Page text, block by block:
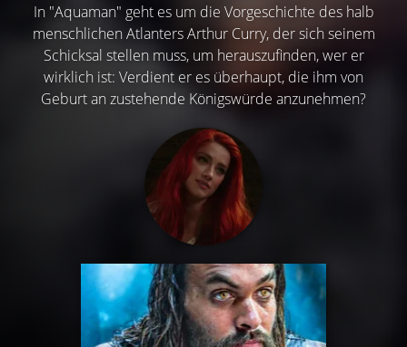
In "Aquaman" geht es um die Vorgeschichte des halb
menschlichen Atlanters Arthur Curry, der sich seinem
Schicksal stellen muss, um herauszufinden, wer er
wirklich ist: Verdient er es überhaupt, die ihm von
Geburt an zustehende Königswürde anzunehmen?